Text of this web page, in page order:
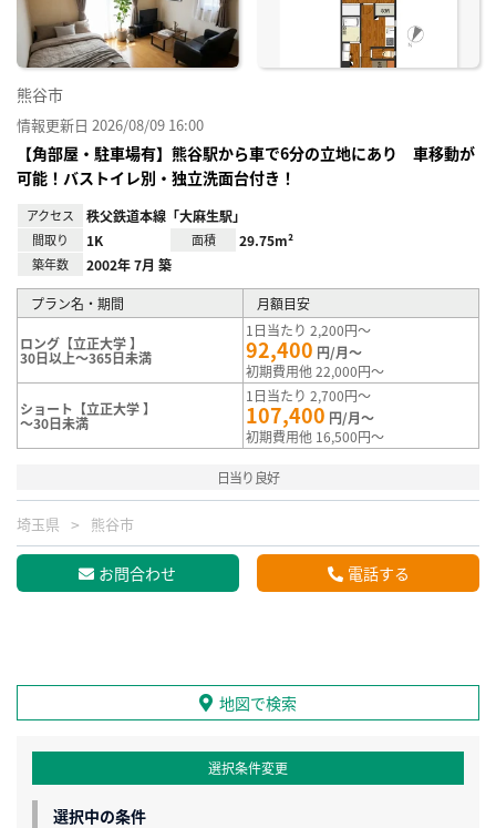
熊谷市
情報更新日 2026/08/09 16:00
【角部屋・駐車場有】熊谷駅から車で6分の立地にあり 車移動が
可能！バストイレ別・独立洗面台付き！
アクセス 秩父鉄道本線「大麻生駅」
間取り 1K 面積 29.75m²
築年数 2002年 7月 築
プラン名・期間 月額目安
ロング【立正大学 】
30日以上～365日未満
1日当たり 2,200円～
92,400 円/月～
初期費用他 22,000円～
ショート【立正大学 】
～30日未満
1日当たり 2,700円～
107,400 円/月～
初期費用他 16,500円～
日当り良好
埼玉県 熊谷市
お問合わせ 電話する
地図で検索
選択条件変更
選択中の条件